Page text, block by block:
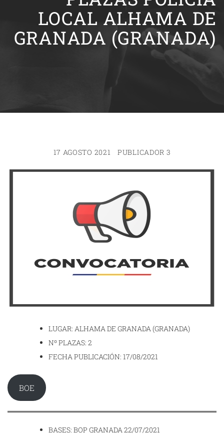
LOCAL ALHAMA DE
GRANADA (GRANADA)
17 AGOSTO 2021 PUBLICADOR 3
LUGAR: ALHAMA DE GRANADA (GRANADA)
Nº PLAZAS: 2
FECHA PUBLICACIÓN: 17/08/2021
BOE
BASES: BOP GRANADA 22/07/2021